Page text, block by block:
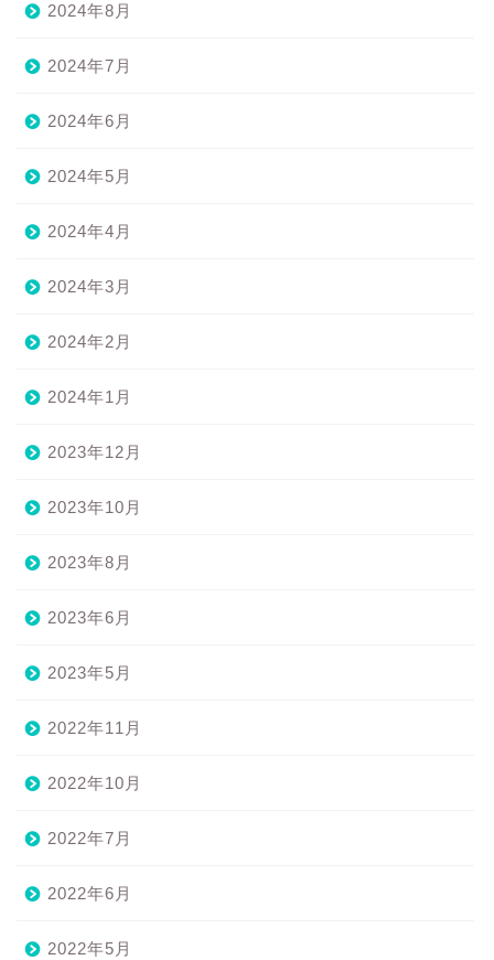
2024年8月
2024年7月
2024年6月
2024年5月
2024年4月
2024年3月
2024年2月
2024年1月
2023年12月
2023年10月
2023年8月
2023年6月
2023年5月
2022年11月
2022年10月
2022年7月
2022年6月
2022年5月